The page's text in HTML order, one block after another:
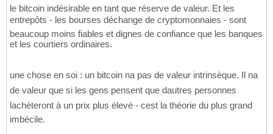
le bitcoin indésirable en tant que réserve de valeur. Et les
entrepôts - les bourses déchange de cryptomonnaies - sont
beaucoup moins fiables et dignes de confiance que les banques
et les courtiers ordinaires.
une chose en soi : un bitcoin na pas de valeur intrinsèque. Il na
de valeur que si les gens pensent que dautres personnes
lachèteront à un prix plus élevé - cest la théorie du plus grand
imbécile.